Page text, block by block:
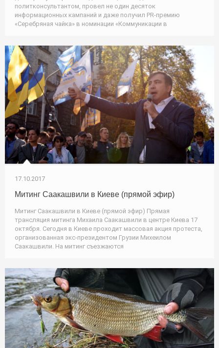
политконсультантом, провел не один десяток
информационных кампаний и даже получил PR-премию
«Серебряная чайка» в номинации «Коммуникации в
17.10.2017
Митинг Саакашвили в Киеве (прямой эфир)
Митинг Саакашвили в Киеве (прямой эфир) Прямая
трансляция митинга Михаила Саакашвили в центре Киева 17
октября. Сегодня в Киеве проходит массовая акция протеста,
организованная экс-президентом Грузии Михеилом
Саакашвили. На митинг съезжаются